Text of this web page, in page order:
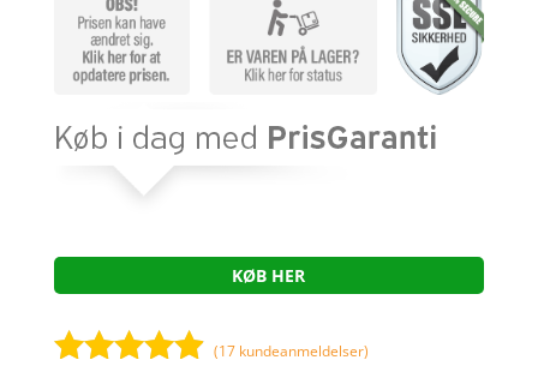
KØB HER
(17 kundeanmeldelser)